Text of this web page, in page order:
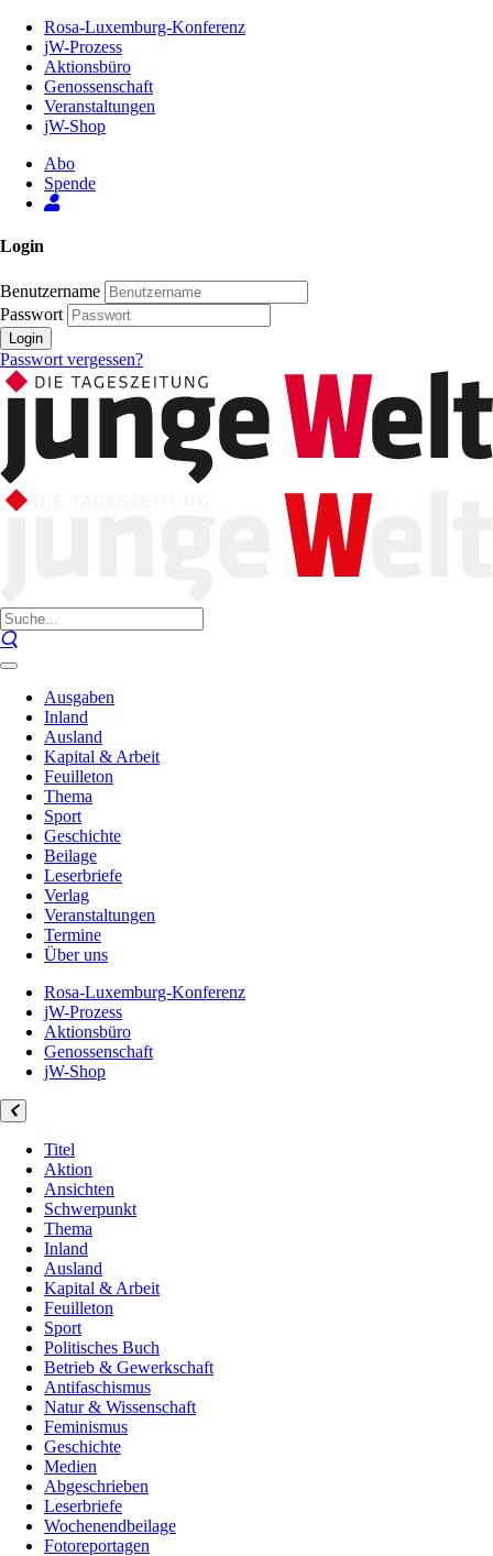
Inhalt
Seite
Rosa-Luxemburg-Konferenz
jW-Prozess
Aktionsbüro
Genossenschaft
Veranstaltungen
jW-Shop
Abo
Spende
Login
Benutzername
Passwort
Login
Passwort vergessen?
Ausgaben
Inland
Ausland
Kapital & Arbeit
Feuilleton
Thema
Sport
Geschichte
Beilage
Leserbriefe
Verlag
Veranstaltungen
Termine
Über uns
Rosa-Luxemburg-Konferenz
jW-Prozess
Aktionsbüro
Genossenschaft
jW-Shop
Titel
Aktion
Ansichten
Schwerpunkt
Thema
Inland
Ausland
Kapital & Arbeit
Feuilleton
Sport
Politisches Buch
Betrieb & Gewerkschaft
Antifaschismus
Natur & Wissenschaft
Feminismus
Geschichte
Medien
Abgeschrieben
Leserbriefe
Wochenendbeilage
Fotoreportagen